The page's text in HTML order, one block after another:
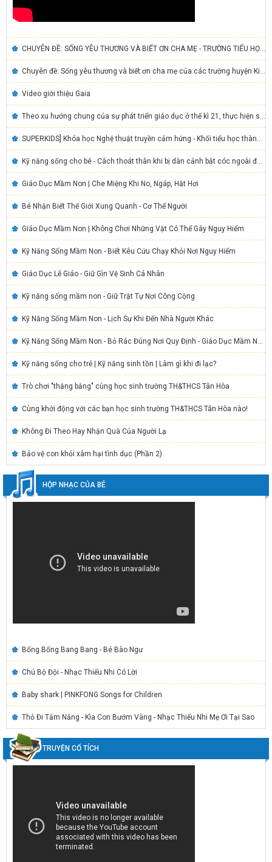
CHUYÊN ĐỀ: SỐNG YÊU THƯƠNG VÀ BIẾT ƠN CHA MẸ - TRƯỜNG TIỂU HỌC VÀ TRUNG HỌC CƠ SỞ THƯỢNG BÌ -KIM BÔI
Chuyên đề: Sống yêu thương và biết ơn cha mẹ của các trường huyện Kim Bôi
Video giới thiệu Gaia
Theo xu hướng chung của sự phát triển giáo dục ở thế kì 21, thực hiện sự chỉ đạo của chính phủ, bộ giáo dục đào tạo cũng như sở giáo dục và đào tạo tỉnh Hòa Bình, về việc chú trọng đẩy mạnh giáo dục kí năng sống cho học sinh, công ty tnhh ứng dụng công ng
SUPERKIDS] Khóa học Nghệ thuật truyền cảm hứng - Khối tiểu học thành phố Hòa Bình
Kỹ năng sống cho bé - Cách thoát thân khi bị dàn cảnh bắt cóc ngoài đường
Giáo Dục Mầm Non | Che Miệng Khi No, Ngáp, Hắt Hơi
Bé Nhận Biết Thế Giới Xung Quanh - Cơ Thể Người
Giáo Dục Mầm Non | Không Chơi Những Vật Có Thể Gây Nguy Hiểm
Kỹ Năng Sống Mầm Non - Biết Kêu Cứu Chạy Khỏi Nơi Nguy Hiểm
Giáo Dục Lễ Giáo - Giữ Gìn Vệ Sinh Cá Nhân
Kỹ năng sống mầm non - Giữ Trật Tự Nơi Công Cộng
Kỹ Năng Sống Mầm Non - Lịch Sự Khi Đến Nhà Người Khác
Kỹ Năng Sống Mầm Non - Bỏ Rác Đúng Nơi Quy Định - Giáo Dục Mầm Non
Kỹ năng sống cho trẻ | Kỹ năng sinh tồn | Làm gì khi đi lạc?
Trò chơi "thăng bằng" cùng học sinh trường TH&THCS Tân Hòa
Cùng khởi động với các bạn học sinh trường TH&THCS Tân Hòa nào!
Không Đi Theo Hay Nhận Quà Của Người Lạ
Bảo vệ con khỏi xâm hại tình dục (Phần 2)
HỘP NHẠC CỦA BÉ
Bống Bống Bang Bang - Bé Bào Ngư
Chú Bộ Đội - Nhạc Thiếu Nhi Có Lời
Baby shark | PINKFONG Songs for Children
Thỏ Đi Tắm Nắng - Kìa Con Bướm Vàng - Nhạc Thiếu Nhi Mẹ Ơi Tại Sao
TRUYỆN CỔ TÍCH